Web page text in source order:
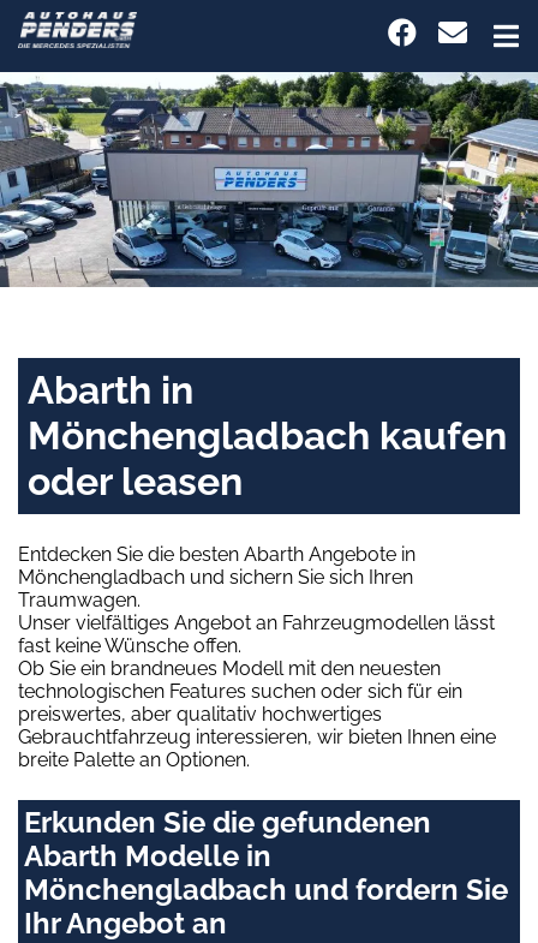
Abarth in
Mönchengladbach kaufen
oder leasen
Entdecken Sie die besten Abarth Angebote in
Mönchengladbach und sichern Sie sich Ihren
Traumwagen.
Unser vielfältiges Angebot an Fahrzeugmodellen lässt
fast keine Wünsche offen.
Ob Sie ein brandneues Modell mit den neuesten
technologischen Features suchen oder sich für ein
preiswertes, aber qualitativ hochwertiges
Gebrauchtfahrzeug interessieren, wir bieten Ihnen eine
breite Palette an Optionen.
Erkunden Sie die gefundenen
Abarth Modelle in
Mönchengladbach und fordern Sie
Ihr Angebot an